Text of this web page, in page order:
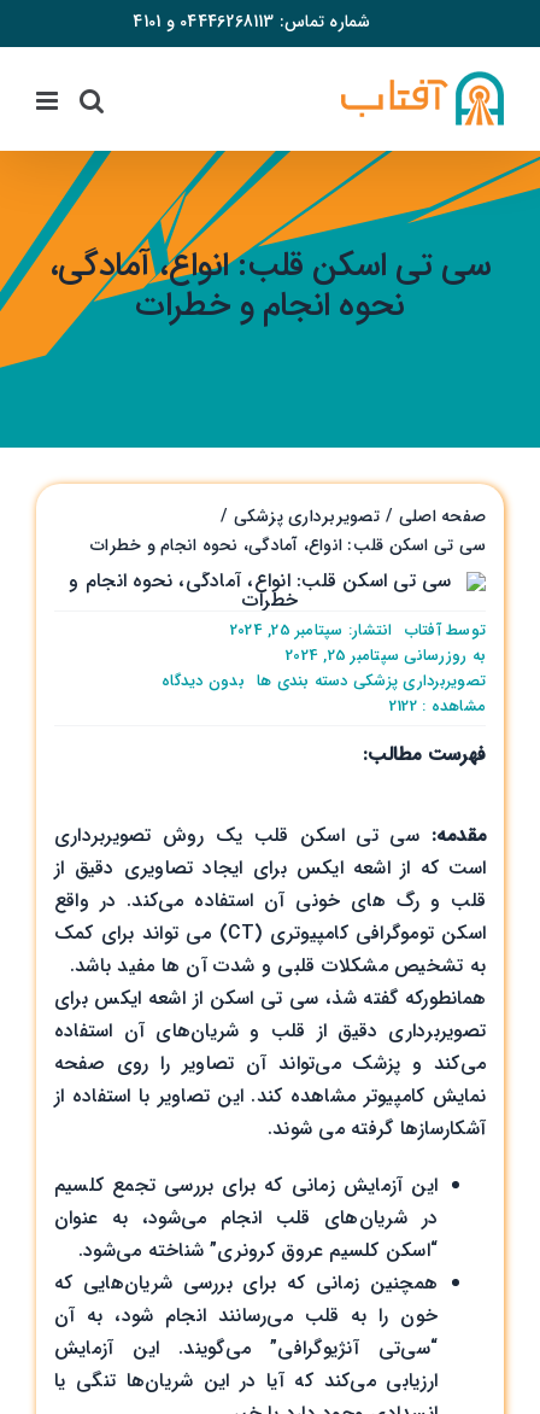
به
محتوا
شماره تماس: 04446268113 و 4101
سی تی اسکن قلب: انواع، آمادگی،
نحوه انجام و خطرات
صفحه اصلی
تصویربرداری پزشکی
سی تی اسکن قلب: انواع، آمادگی، نحوه انجام و خطرات
توسطآفتاب انتشار: سپتامبر 25, 2024
به روزرسانی سپتامبر 25, 2024
تصویربرداری پزشکی دسته بندی ها بدون ديدگاهon
آمادگی،
انجام
و
خطرات
مشاهده : 2122
فهرست مطالب:
مقدمه: سی تی ‌اسکن قلب یک روش تصویربرداری
است که از اشعه ایکس برای ایجاد تصاویری دقیق از
قلب و رگ های خونی آن استفاده می‌کند. در واقع
اسکن توموگرافی کامپیوتری (CT) می تواند برای کمک
به تشخیص مشکلات قلبی و شدت آن ها مفید باشد.
همانطورکه گفته شذ، سی تی اسکن از اشعه ایکس برای
تصویربرداری دقیق از قلب و شریان‌های آن استفاده
می‌کند و پزشک می‌تواند آن تصاویر را روی صفحه
نمایش کامپیوتر مشاهده کند. این تصاویر با استفاده از
آشکارسازها گرفته می شوند.
این آزمایش زمانی که برای بررسی تجمع کلسیم
در شریان‌های قلب انجام می‌شود، به عنوان
“اسکن کلسیم عروق کرونری” شناخته می‌شود.
همچنین زمانی که برای بررسی شریان‌هایی که
خون را به قلب می‌رسانند انجام شود، به آن
“سی‌تی آنژیوگرافی” می‌گویند. این آزمایش
ارزیابی می‌کند که آیا در این شریان‌ها تنگی یا